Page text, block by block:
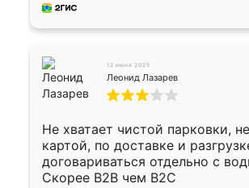
12 июня 2025
Леонид Лазарев
Не хватает чистой парковки,
картой, по доставке и
договариваться отдельно с
Скорее B2B чем B2C